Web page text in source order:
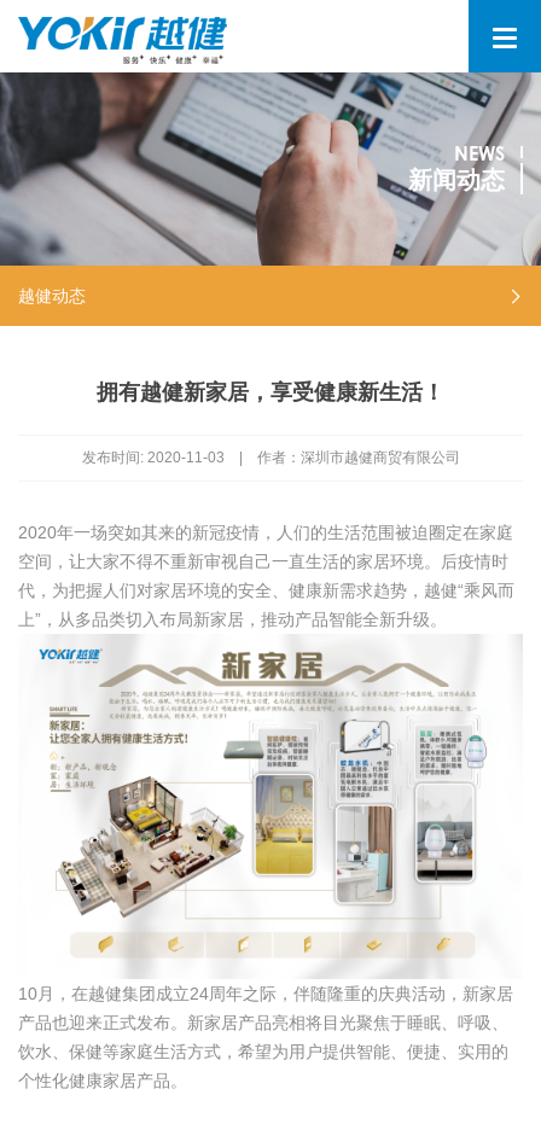
NEWS
新闻动态
越健动态
拥有越健新家居，享受健康新生活！
发布时间: 2020-11-03 作者：深圳市越健商贸有限公司
2020年一场突如其来的新冠疫情，人们的生活范围被迫圈定在家庭
空间，让大家不得不重新审视自己一直生活的家居环境。后疫情时
代，为把握人们对家居环境的安全、健康新需求趋势，越健“乘风而
上”，从多品类切入布局新家居，推动产品智能全新升级。
10月，在越健集团成立24周年之际，伴随隆重的庆典活动，新家居
产品也迎来正式发布。新家居产品亮相将目光聚焦于睡眠、呼吸、
饮水、保健等家庭生活方式，希望为用户提供智能、便捷、实用的
个性化健康家居产品。